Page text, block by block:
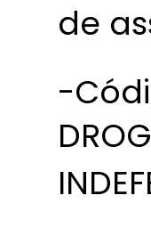
de
-